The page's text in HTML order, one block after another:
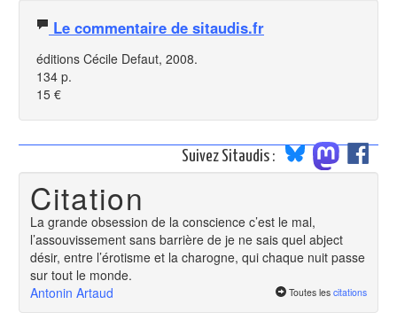
Le commentaire de sitaudis.fr
éditions Cécile Defaut, 2008.
134 p.
15 €
Suivez Sitaudis :
Citation
La grande obsession de la conscience c’est le mal,
l’assouvissement sans barrière de je ne sais quel abject
désir, entre l’érotisme et la charogne, qui chaque nuit passe
sur tout le monde.
Antonin Artaud
Toutes les citations